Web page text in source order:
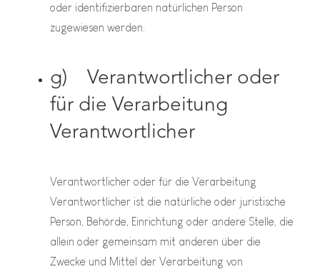
oder identifizierbaren natürlichen Person
zugewiesen werden.
g) Verantwortlicher oder
für die Verarbeitung
Verantwortlicher
Verantwortlicher oder für die Verarbeitung
Verantwortlicher ist die natürliche oder juristische
Person, Behörde, Einrichtung oder andere Stelle, die
allein oder gemeinsam mit anderen über die
Zwecke und Mittel der Verarbeitung von